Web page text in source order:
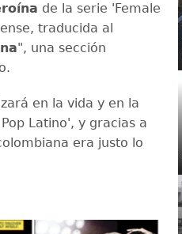
de la serie 'Female
traducida al
", una sección
en la vida y en la
Latino', y gracias a
era justo lo